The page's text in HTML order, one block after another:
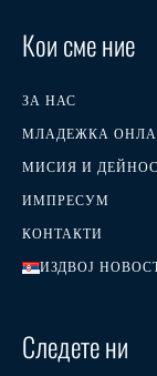
Кои сме ние
ЗА НАС
МЛАДЕЖКА
МИСИЯ И
ИМПРЕСУМ
КОНТАКТИ
ИЗДВОЈ
Следете ни